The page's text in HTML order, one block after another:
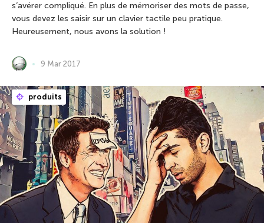
s’avérer compliqué. En plus de mémoriser des mots de passe,
vous devez les saisir sur un clavier tactile peu pratique.
Heureusement, nous avons la solution !
9 Mar 2017
produits